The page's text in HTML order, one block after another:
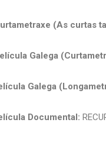
(As curtas
Galega
Galega
Documental: